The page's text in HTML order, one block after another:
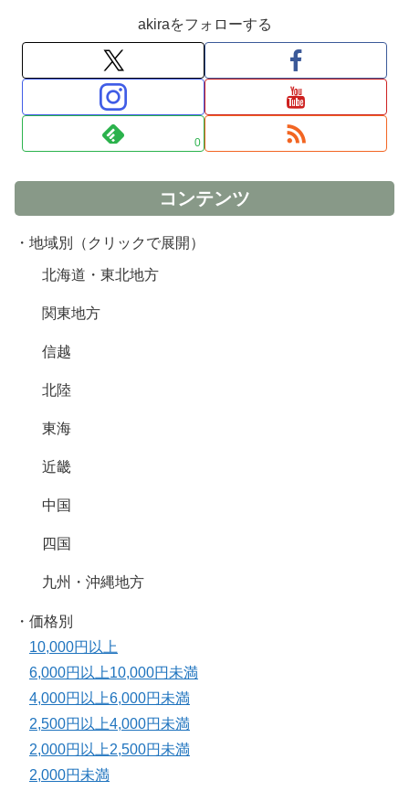
akiraをフォローする
0
コンテンツ
・地域別（クリックで展開）
北海道・東北地方
関東地方
信越
北陸
東海
近畿
中国
四国
九州・沖縄地方
・価格別
10,000円以上
6,000円以上10,000円未満
4,000円以上6,000円未満
2,500円以上4,000円未満
2,000円以上2,500円未満
2,000円未満